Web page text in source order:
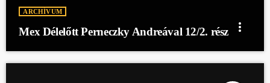
ARCHÍVUM
Mex Délelőtt Perneczky Andreával 12/2. rész more_vert